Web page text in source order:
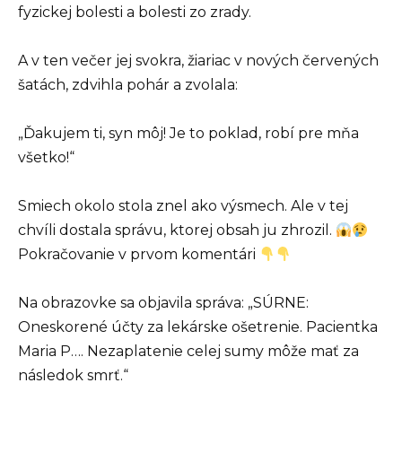
fyzickej bolesti a bolesti zo zrady.
A v ten večer jej svokra, žiariac v nových červených
šatách, zdvihla pohár a zvolala:
„Ďakujem ti, syn môj! Je to poklad, robí pre mňa
všetko!“
Smiech okolo stola znel ako výsmech. Ale v tej
chvíli dostala správu, ktorej obsah ju zhrozil.
Pokračovanie v prvom komentári
Na obrazovke sa objavila správa: „SÚRNE:
Oneskorené účty za lekárske ošetrenie. Pacientka
Maria P…. Nezaplatenie celej sumy môže mať za
následok smrť.“